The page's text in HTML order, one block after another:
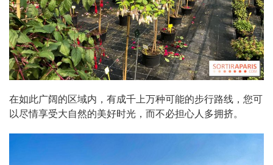
在如此广阔的区域内，有成千上万种可能的步行路线，您可
以尽情享受大自然的美好时光，而不必担心人多拥挤。